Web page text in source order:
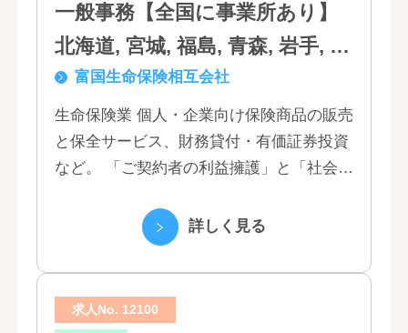
一般事務【全国に事業所あり】
北海道, 宮城, 福島, 青森, 岩手, 秋
田, 山形, 東京, 神奈川, 千葉, 埼
玉, 茨城, 栃木, 群馬, 新潟, 石川,
富山, 福井, 長野, 山梨, 愛知, 静
岡, 三重, 岐阜, 大阪, 京都, 兵庫,
滋賀, 奈良, 和歌山, 広島, 岡山, 山
口, 鳥取, 島根, 香川, 愛媛, 徳島,
分, 宮崎, 佐賀, 沖縄
富国生命保険相互会社
生命保険業 個人・企業向け保険商品の販売
と保全サービス、財務貸付・有価証券投資
など。 「ご契約者の利益擁護」と「社会へ
づく「お客さま基点」をスローガンに掲
詳しく見る
求人No. 12100